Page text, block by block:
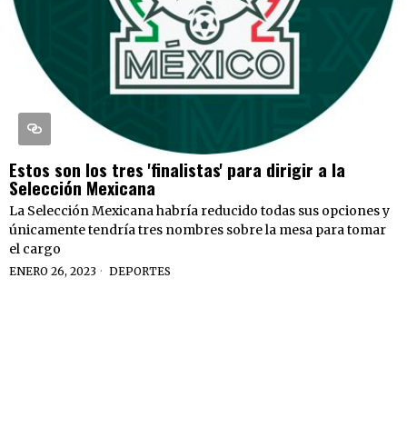
Estos son los tres 'finalistas' para dirigir a la
Selección Mexicana
La Selección Mexicana habría reducido todas sus opciones y
únicamente tendría tres nombres sobre la mesa para tomar
el cargo
ENERO 26, 2023 DEPORTES